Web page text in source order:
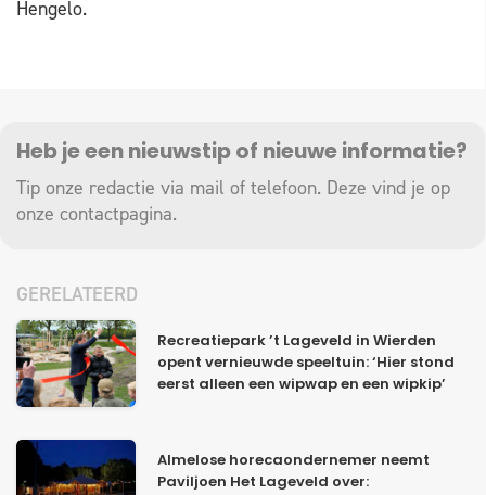
Hengelo.
Heb je een nieuwstip of nieuwe informatie?
Tip onze redactie via mail of telefoon. Deze vind je op
onze contactpagina.
GERELATEERD
Recreatiepark ’t Lageveld in Wierden
opent vernieuwde speeltuin: ‘Hier stond
eerst alleen een wipwap en een wipkip’
Almelose horecaondernemer neemt
Paviljoen Het Lageveld over: